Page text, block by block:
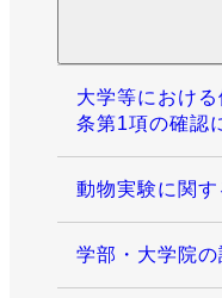
大学等におけ
条第1項の確認
動物実験に関す
学部・大学院